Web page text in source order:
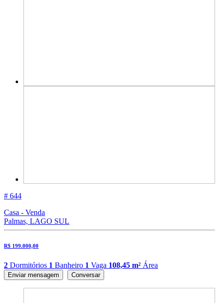
# 644
Casa - Venda
Palmas, LAGO SUL
R$ 199.000,00
2 Dormitórios 1 Banheiro 1 Vaga 108,45 m² Área
Enviar mensagem Conversar